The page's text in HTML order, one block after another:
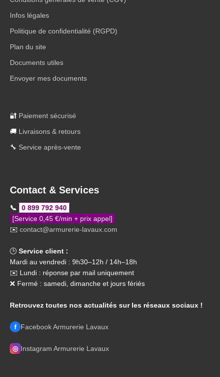
Infos légales
Politique de confidentialité (RGPD)
Plan du site
Documents utiles
Envoyer mes documents
🔐 Paiement sécurisé
🚚 Livraisons & retours
🔧 Service après-vente
Contact & Services
📞
0 899 792 940
[Service 0,45 €/min + prix appel]
✉️ contact@armurerie-lavaux.com
🕒 Service client :
Mardi au vendredi : 9h30–12h / 14h–18h
✉️ Lundi : réponse par mail uniquement
❌ Fermé : samedi, dimanche et jours fériés
Retrouvez toutes nos actualités sur les réseaux sociaux !
f Facebook Armurerie Lavaux
◎ Instagram Armurerie Lavaux